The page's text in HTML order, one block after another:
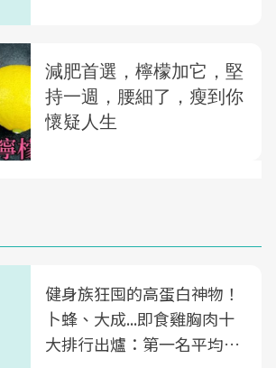
教養法」
健身族狂囤的高蛋白神物！
卜蜂、大成...即食雞胸肉十
大排行出爐：第一名平均一